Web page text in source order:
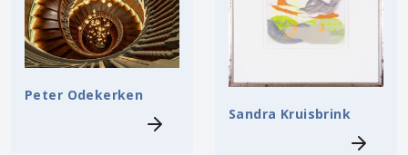
Peter Odekerken
Sandra Kruisbrink